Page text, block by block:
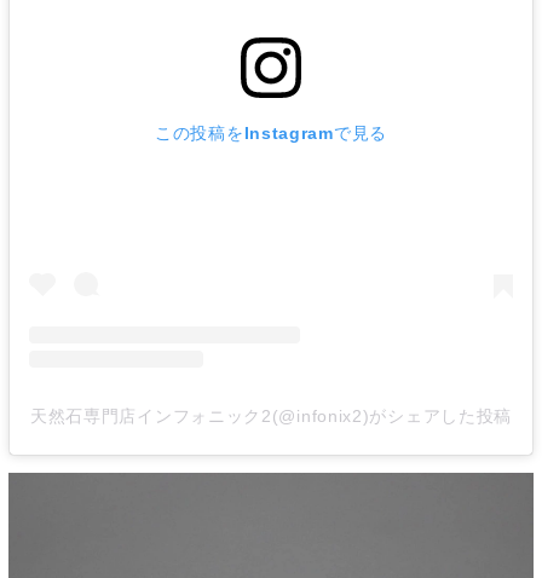
この投稿をInstagramで見る
天然石専門店インフォニック2(@infonix2)がシェアした投稿